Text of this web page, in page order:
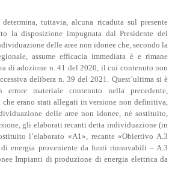
tuttavia, alcuna ricaduta sul presente
la disposizione impugnata dal Presidente del
delle aree non idonee che, secondo la
assume efficacia immediata è e rimane
di adozione n. 41 del 2020, il cui contenuto non
delibera n. 39 del 2021. Quest’ultima si è
materiale contenuto nella precedente,
che erano stati allegati in versione non definitiva,
delle aree non idonee, né sostituito,
gli elaborati recanti detta individuazione (in
l’elaborato «A1», recante «Obiettivo A.3
di energia proveniente da fonti rinnovabili – A.3
Impianti di produzione di energia elettrica da